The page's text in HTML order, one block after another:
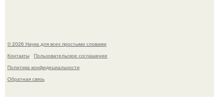
© 2026 Наука для всех простыми словами
Контакты
Пользовательское соглашение
Политика конфидециальности
Обратная связь